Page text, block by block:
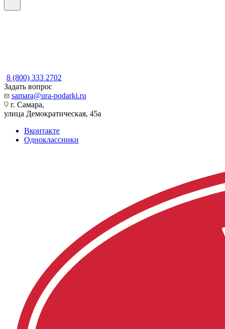
8 (800) 333 2702
Задать вопрос
samara@ura-podarki.ru
г. Самара,
улица Демократическая, 45а
Вконтакте
Одноклассники